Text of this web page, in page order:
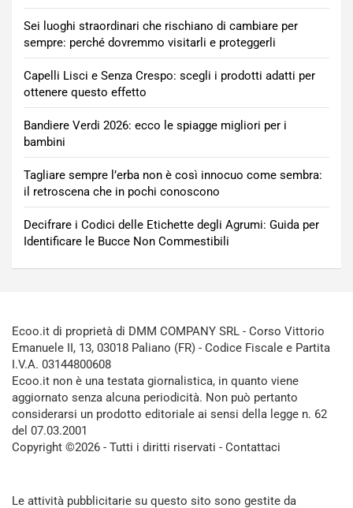
Sei luoghi straordinari che rischiano di cambiare per
sempre: perché dovremmo visitarli e proteggerli
Capelli Lisci e Senza Crespo: scegli i prodotti adatti per
ottenere questo effetto
Bandiere Verdi 2026: ecco le spiagge migliori per i
bambini
Tagliare sempre l’erba non è così innocuo come sembra:
il retroscena che in pochi conoscono
Decifrare i Codici delle Etichette degli Agrumi: Guida per
Identificare le Bucce Non Commestibili
Ecoo.it di proprietà di DMM COMPANY SRL - Corso Vittorio
Emanuele II, 13, 03018 Paliano (FR) - Codice Fiscale e Partita
I.V.A. 03144800608
Ecoo.it non è una testata giornalistica, in quanto viene
aggiornato senza alcuna periodicità. Non può pertanto
considerarsi un prodotto editoriale ai sensi della legge n. 62
del 07.03.2001
Copyright ©2026 - Tutti i diritti riservati - Contattaci
Le attività pubblicitarie su questo sito sono gestite da